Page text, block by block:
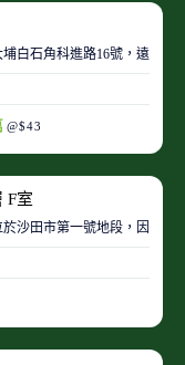
白石角科進路16號，遠離
@$43
F室
沙田市第一號地段，因此